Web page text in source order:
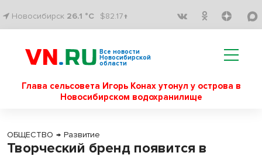
Новосибирск 26.1 °C $82.17↑
Все новости
Новосибирской
области
Глава сельсовета Игорь Конах утонул у острова в
Новосибирском водохранилище
ОБЩЕСТВО → Развитие
Творческий бренд появится в